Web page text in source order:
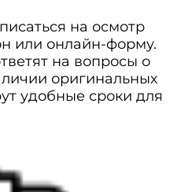
на осмотр
или онлайн-форму.
на вопросы о
оригинальных
удобные сроки для